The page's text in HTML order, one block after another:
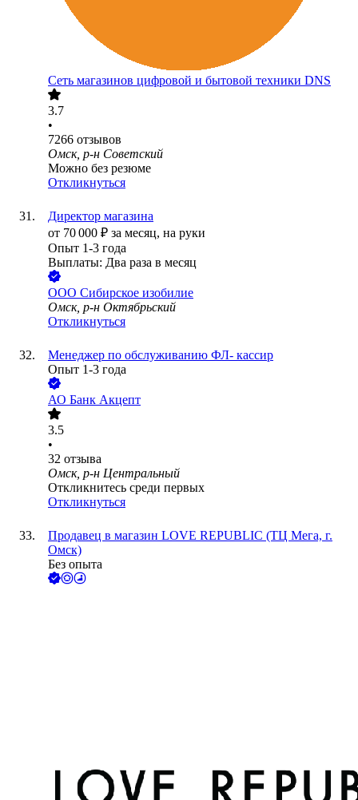
Сеть магазинов цифровой и бытовой техники DNS
3.7
•
7266 отзывов
Омск, р-н Советский
Можно без резюме
Откликнуться
Директор магазина
от 70 000 ₽ за месяц, на руки
Опыт 1-3 года
Выплаты: Два раза в месяц
ООО Сибирское изобилие
Омск, р-н Октябрьский
Откликнуться
Менеджер по обслуживанию ФЛ- кассир
Опыт 1-3 года
АО Банк Акцепт
3.5
•
32 отзыва
Омск, р-н Центральный
Откликнитесь среди первых
Откликнуться
Продавец в магазин LOVE REPUBLIC (ТЦ Мега, г.
Омск)
Без опыта